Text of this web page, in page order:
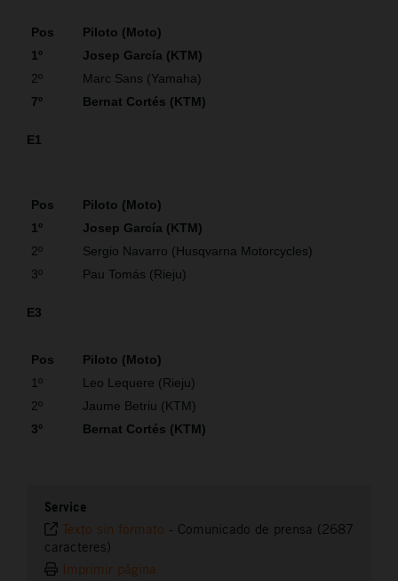
Pos
Piloto (Moto)
1º
Josep García (KTM)
2º
Marc Sans (Yamaha)
7º
Bernat Cortés (KTM)
E1
Pos
Piloto (Moto)
1º
Josep García (KTM)
2º
Sergio Navarro (Husqvarna Motorcycles)
3º
Pau Tomás (Rieju)
E3
Pos
Piloto (Moto)
1º
Leo Lequere (Rieju)
2º
Jaume Betriu (KTM)
3º
Bernat Cortés (KTM)
Service
Texto sin formato - Comunicado de prensa (2687
caracteres)
Imprimir página